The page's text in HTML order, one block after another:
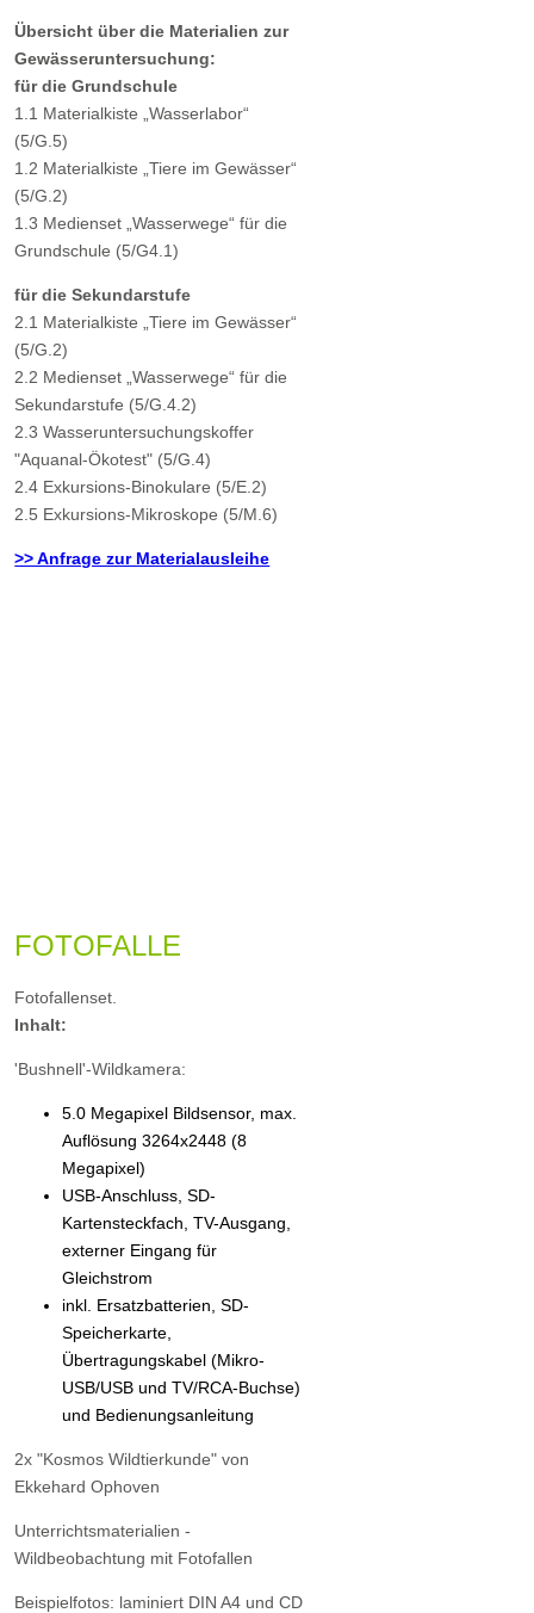
Übersicht über die Materialien zur
Gewässeruntersuchung:
für die Grundschule
1.1 Materialkiste „Wasserlabor“
(5/G.5)
1.2 Materialkiste „Tiere im Gewässer“
(5/G.2)
1.3 Medienset „Wasserwege“ für die
Grundschule (5/G4.1)
für die Sekundarstufe
2.1 Materialkiste „Tiere im Gewässer“
(5/G.2)
2.2 Medienset „Wasserwege“ für die
Sekundarstufe (5/G.4.2)
2.3 Wasseruntersuchungskoffer
"Aquanal-Ökotest" (5/G.4)
2.4 Exkursions-Binokulare (5/E.2)
2.5 Exkursions-Mikroskope (5/M.6)
>> Anfrage zur Materialausleihe
FOTOFALLE
Fotofallenset.
Inhalt:
'Bushnell'-Wildkamera:
5.0 Megapixel Bildsensor, max.
Auflösung 3264x2448 (8
Megapixel)
USB-Anschluss, SD-
Kartensteckfach, TV-Ausgang,
externer Eingang für
Gleichstrom
inkl. Ersatzbatterien, SD-
Speicherkarte,
Übertragungskabel (Mikro-
USB/USB und TV/RCA-Buchse)
und Bedienungsanleitung
2x "Kosmos Wildtierkunde" von
Ekkehard Ophoven
Unterrichtsmaterialien -
Wildbeobachtung mit Fotofallen
Beispielfotos: laminiert DIN A4 und CD